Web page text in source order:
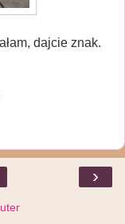
dajcie znak.
›